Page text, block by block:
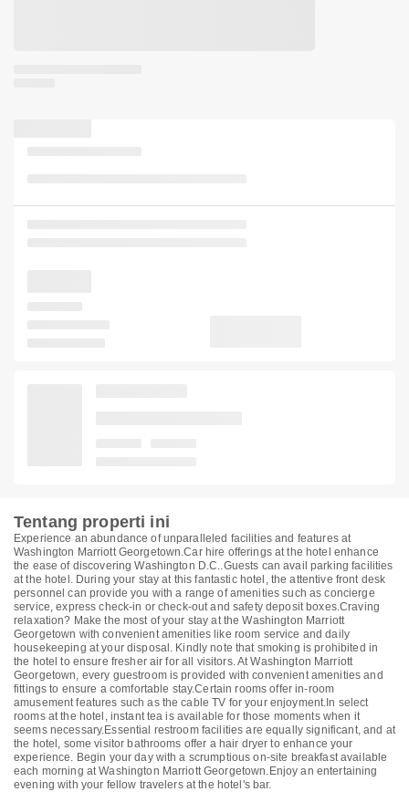
Tentang properti ini
Experience an abundance of unparalleled facilities and features at
Washington Marriott Georgetown.Car hire offerings at the hotel enhance
the ease of discovering Washington D.C..Guests can avail parking facilities
at the hotel. During your stay at this fantastic hotel, the attentive front desk
personnel can provide you with a range of amenities such as concierge
service, express check-in or check-out and safety deposit boxes.Craving
relaxation? Make the most of your stay at the Washington Marriott
Georgetown with convenient amenities like room service and daily
housekeeping at your disposal. Kindly note that smoking is prohibited in
the hotel to ensure fresher air for all visitors. At Washington Marriott
Georgetown, every guestroom is provided with convenient amenities and
fittings to ensure a comfortable stay.Certain rooms offer in-room
amusement features such as the cable TV for your enjoyment.In select
rooms at the hotel, instant tea is available for those moments when it
seems necessary.Essential restroom facilities are equally significant, and at
the hotel, some visitor bathrooms offer a hair dryer to enhance your
experience. Begin your day with a scrumptious on-site breakfast available
each morning at Washington Marriott Georgetown.Enjoy an entertaining
evening with your fellow travelers at the hotel's bar.